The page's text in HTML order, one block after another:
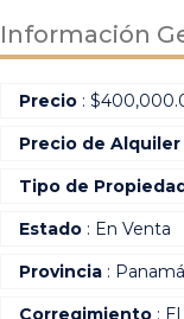
Información
Precio : $
Precio de Alquiler
Tipo de
Estado : En Venta
Provincia :
Corregimiento :